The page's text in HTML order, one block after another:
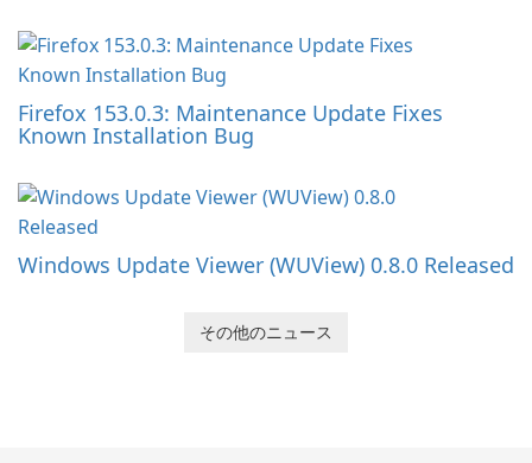
Firefox 153.0.3: Maintenance Update Fixes
Known Installation Bug
Windows Update Viewer (WUView) 0.8.0 Released
その他のニュース